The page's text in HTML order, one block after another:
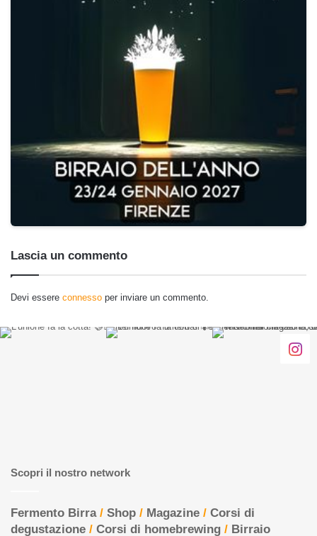
Lascia un commento
Devi essere connesso per inviare un commento.
Scopri il nostro network
Fermento Birra/ Shop / Magazine / Corsi di
degustazione / Corsi di homebrewing / Birraio